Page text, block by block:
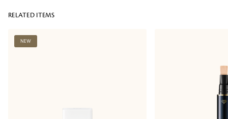
RELATED ITEMS
NEW